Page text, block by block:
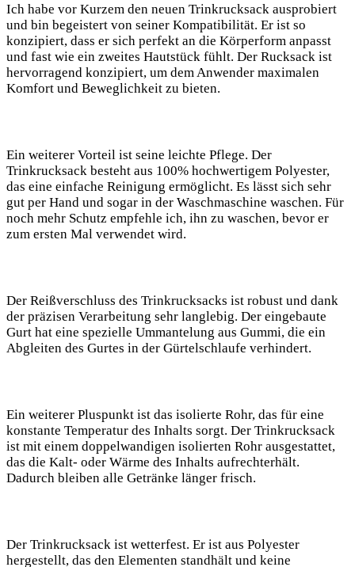
Ich habe vor Kurzem den neuen ‌Trinkrucksack ausprobiert
⁣und​ bin begeistert von seiner Kompatibilität. Er ist so
konzipiert, dass⁣ er sich perfekt an die Körperform⁣ anpasst
‍und​ fast wie ein zweites Hautstück fühlt. Der Rucksack ist
‌hervorragend konzipiert, um​ dem Anwender maximalen
Komfort ⁣und Beweglichkeit zu bieten.
Ein⁤ weiterer Vorteil ist seine leichte Pflege. Der ​
Trinkrucksack ⁣besteht ⁣aus 100% hochwertigem Polyester,
das‍ eine⁤ einfache Reinigung ermöglicht.‌ Es⁤ lässt sich sehr
gut⁣ per⁢ Hand ‌und sogar⁣ in der Waschmaschine waschen. ‌Für
noch mehr Schutz‍ empfehle ich, ihn zu ​waschen,⁢ bevor ⁤er ​
zum‍ ersten ⁢Mal verwendet wird.
Der Reißverschluss des Trinkrucksacks ist robust und dank
der präzisen Verarbeitung sehr langlebig. Der eingebaute
Gurt hat eine spezielle Ummantelung aus Gummi, die ‍ein
Abgleiten des Gurtes⁢ in der‌ Gürtelschlaufe ⁢verhindert.
Ein weiterer Pluspunkt ⁤ist‌ das isolierte Rohr, das für⁢ eine
konstante​ Temperatur des Inhalts sorgt. Der ⁤Trinkrucksack
ist mit einem‌ doppelwandigen isolierten Rohr ‌ausgestattet,
das die Kalt- oder Wärme ⁤des Inhalts aufrechterhält.
Dadurch bleiben alle Getränke ⁣länger frisch.
Der Trinkrucksack ist wetterfest. ‍Er ist aus Polyester
hergestellt, ⁤das den Elementen⁢ standhält und keine